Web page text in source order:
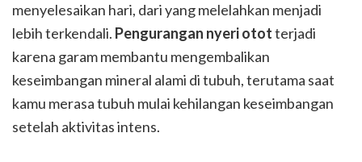
menyelesaikan hari, dari yang melelahkan menjadi
lebih terkendali. Pengurangan nyeri ototterjadi
karena garam membantu mengembalikan
keseimbangan mineral alami di tubuh, terutama saat
kamu merasa tubuh mulai kehilangan keseimbangan
setelah aktivitas intens.